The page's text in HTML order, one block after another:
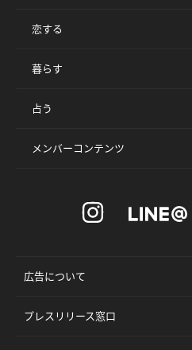
恋する
暮らす
占う
メンバーコンテンツ
広告について
プレスリリース窓口